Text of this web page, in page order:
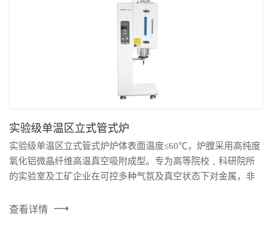
实验级单温区立式管式炉
实验级单温区立式管式炉炉体表面温度≤60℃，炉膛采用高纯度
氧化铝微晶纤维高温真空吸附成型。专为高等院校﹑科研院所
的实验室及工矿企业在可控多种气氛及真空状态下对金属，非
备。 技术参数： 项目/型号：TFV-1200 - 50- 440 产品尺寸： ①
查看详情